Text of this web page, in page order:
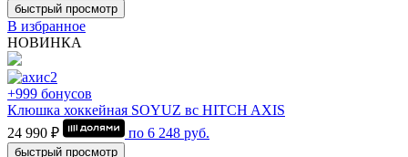
быстрый просмотр
В избранное
НОВИНКА
+999 бонусов
Клюшка хоккейная SOYUZ вс HITCH AXIS
24 990 ₽
по 6 248 руб.
быстрый просмотр